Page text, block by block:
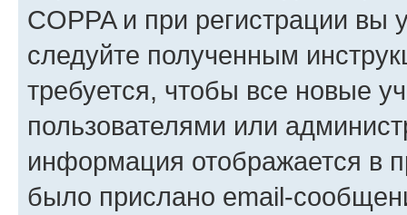
COPPA и при регистрации вы
следуйте полученным
требуется, чтобы все новые
пользователями или
информация отображается в
было прислано email-